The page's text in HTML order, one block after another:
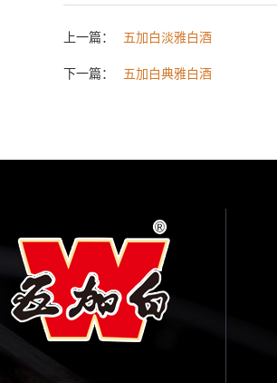
上一篇： 五加白淡雅白酒
下一篇： 五加白典雅白酒